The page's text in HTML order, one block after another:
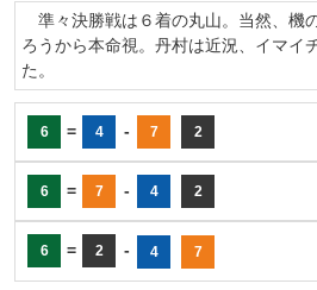
準々決勝戦は６着の丸山。当然、機
ろうから本命視。丹村は近況、イマイ
た。
6 = 4 - 7 2
6 = 7 - 4 2
6 = 2 - 4 7